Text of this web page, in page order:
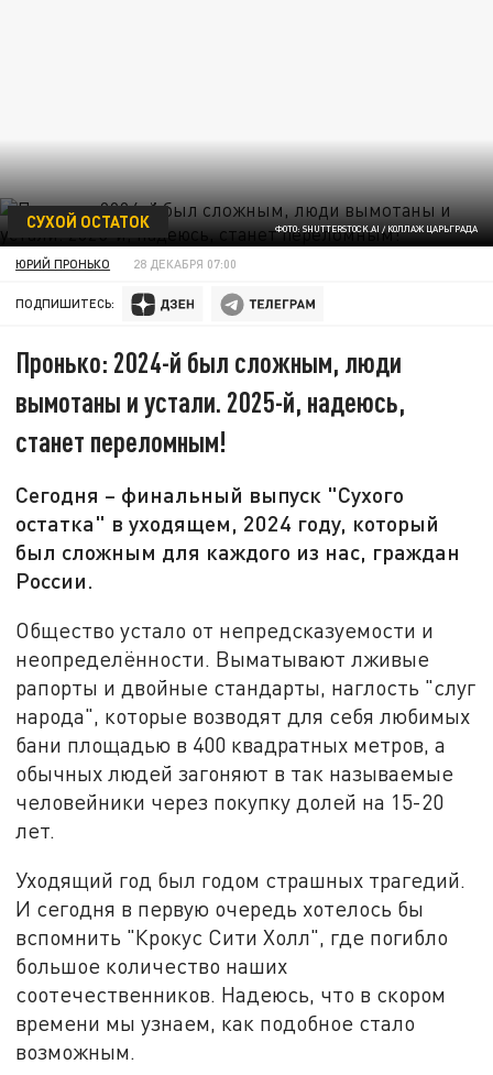
ФОТО: SHUTTERSTOCK.AI / КОЛЛАЖ ЦАРЬГРАДА
СУХОЙ ОСТАТОК
ЮРИЙ ПРОНЬКО 28 ДЕКАБРЯ 07:00
ПОДПИШИТЕСЬ:
Пронько: 2024-й был сложным, люди
вымотаны и устали. 2025-й, надеюсь,
станет переломным!
Сегодня – финальный выпуск "Сухого
остатка" в уходящем, 2024 году, который
был сложным для каждого из нас, граждан
России.
Общество устало от непредсказуемости и
неопределённости. Выматывают лживые
рапорты и двойные стандарты, наглость "слуг
народа", которые возводят для себя любимых
бани площадью в 400 квадратных метров, а
обычных людей загоняют в так называемые
человейники через покупку долей на 15-20
лет.
Уходящий год был годом страшных трагедий.
И сегодня в первую очередь хотелось бы
вспомнить "Крокус Сити Холл", где погибло
большое количество наших
соотечественников. Надеюсь, что в скором
времени мы узнаем, как подобное стало
возможным.